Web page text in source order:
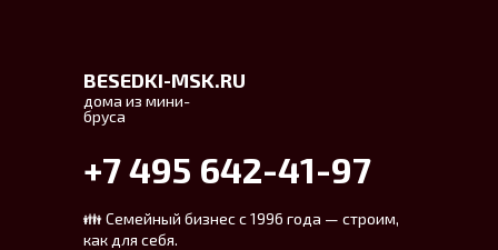
BESEDKI-MSK.RU
дома из мини-
бруса
+7 495 642-41-97
👪 Семейный бизнес с 1996 года — строим,
как для себя.